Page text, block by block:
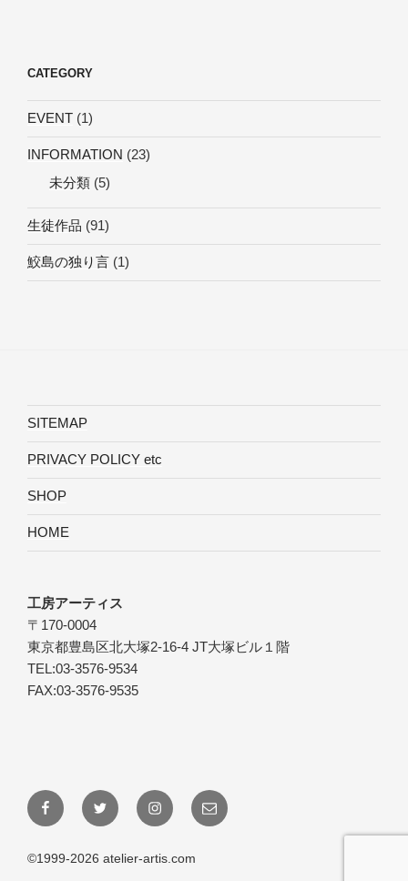
CATEGORY
EVENT (1)
INFORMATION (23)
未分類 (5)
生徒作品 (91)
鮫島の独り言 (1)
SITEMAP
PRIVACY POLICY etc
SHOP
HOME
工房アーティス
〒170-0004
東京都豊島区北大塚2-16-4 JT大塚ビル１階
TEL:03-3576-9534
FAX:03-3576-9535
FacebookTwitter Instagramメ
ー